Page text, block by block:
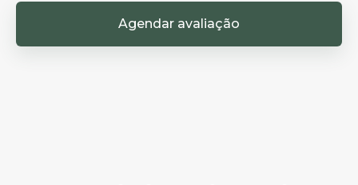
Agendar avaliação